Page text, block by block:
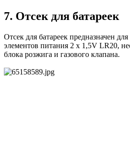
7. Отсек для батареек
Отсек для батареек предназначен
элементов питания 2 x 1,5V LR20,
блока розжига и газового клапана.